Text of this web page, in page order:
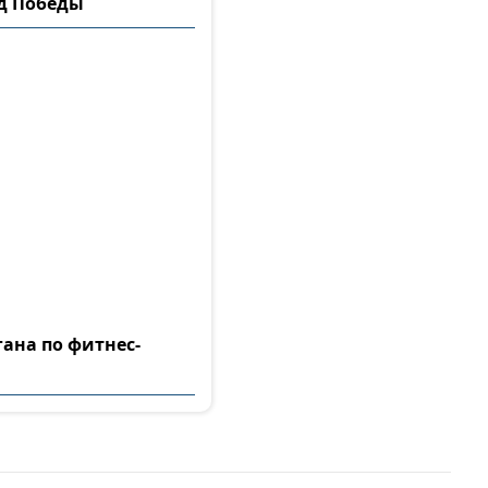
по фитнес-